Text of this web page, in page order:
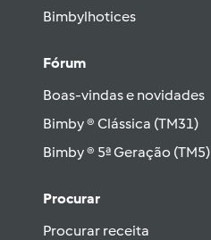
Bimbylhotices
Fórum
Boas-vindas e novidades
Bimby ® Clássica (TM31)
Bimby ® 5ª Geração (TM5)
Procurar
Procurar receita